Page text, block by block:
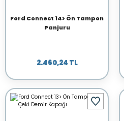
Ford Connect 14> Ön Tampon
Panjuru
2.460,24 TL